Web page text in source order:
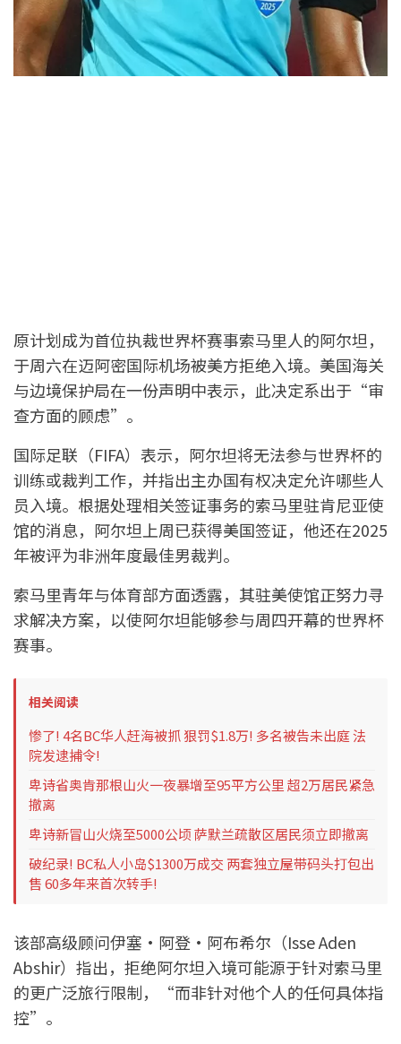
原计划成为首位执裁世界杯赛事索马里人的阿尔坦，
于周六在迈阿密国际机场被美方拒绝入境。美国海关
与边境保护局在一份声明中表示，此决定系出于“审
查方面的顾虑”。
国际足联（FIFA）表示，阿尔坦将无法参与世界杯的
训练或裁判工作，并指出主办国有权决定允许哪些人
员入境。根据处理相关签证事务的索马里驻肯尼亚使
馆的消息，阿尔坦上周已获得美国签证，他还在2025
年被评为非洲年度最佳男裁判。
索马里青年与体育部方面透露，其驻美使馆正努力寻
求解决方案，以使阿尔坦能够参与周四开幕的世界杯
赛事。
相关阅读
惨了! 4名BC华人赶海被抓 狠罚$1.8万! 多名被告未出庭 法
院发逮捕令!
卑诗省奥肯那根山火一夜暴增至95平方公里 超2万居民紧急
撤离
卑诗新冒山火烧至5000公顷 萨默兰疏散区居民须立即撤离
破纪录! BC私人小岛$1300万成交 两套独立屋带码头打包出
售 60多年来首次转手!
该部高级顾问伊塞·阿登·阿布希尔（Isse Aden
Abshir）指出，拒绝阿尔坦入境可能源于针对索马里
的更广泛旅行限制，“而非针对他个人的任何具体指
控”。